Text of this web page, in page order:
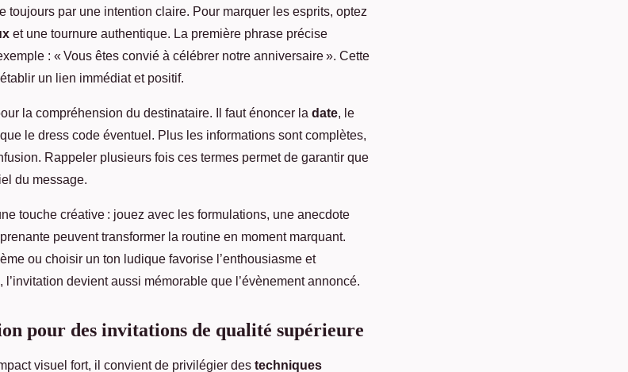
toujours par une intention claire. Pour marquer les esprits, optez
et une tournure authentique. La première phrase précise
: « Vous êtes convié à célébrer notre anniversaire ». Cette
un lien immédiat et positif.
la compréhension du destinataire. Il faut énoncer la date, le
le dress code éventuel. Plus les informations sont complètes,
Rappeler plusieurs fois ces termes permet de garantir que
du message.
touche créative : jouez avec les formulations, une anecdote
peuvent transformer la routine en moment marquant.
ou choisir un ton ludique favorise l’enthousiasme et
l’invitation devient aussi mémorable que l’évènement annoncé.
pour des invitations de qualité supérieure
visuel fort, il convient de privilégier des techniques